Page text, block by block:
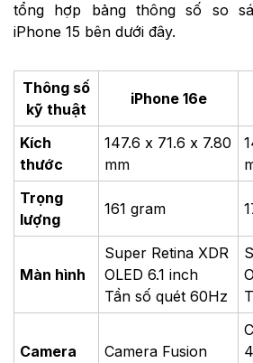
tổng hợp bảng thông số so
iPhone 15 bên dưới đây.
Thông số
kỹ thuật
iPhone 16e
Kích
thước
147.6 x 71.6 x 7.80
mm
Trọng
lượng
161 gram
Màn hình
Super Retina XDR
OLED 6.1 inch
Tần số quét 60Hz
Camera
Camera Fusion